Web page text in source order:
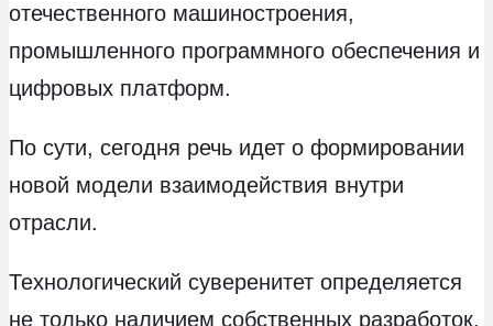
отечественного машиностроения,
промышленного программного обеспечения и
цифровых платформ.
По сути, сегодня речь идет о формировании
новой модели взаимодействия внутри
отрасли.
Технологический суверенитет определяется
не только наличием собственных разработок.